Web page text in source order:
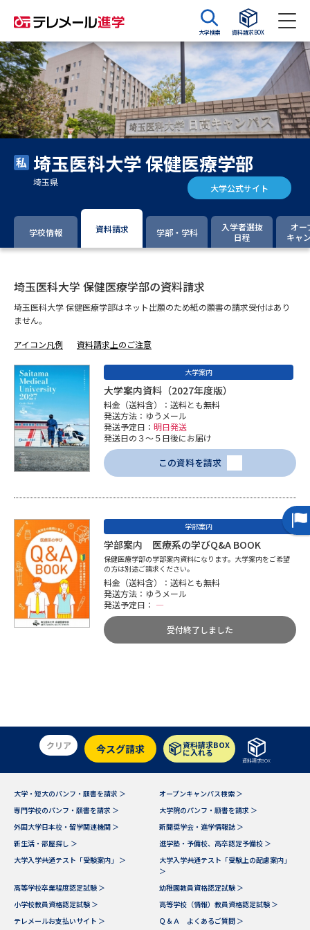
大学検索 資料請求BOX
資料請求 資料検索
大学・短大の資料種類から請求
大学パンフ 学部・学科パンフ
大学入学共通テスト利用選抜の
過去問題集
専門学校の資料請求 大学院の資料請求
留学・進学関連、塾・予備校
大学入学共通テスト「受験上の
配慮案内」の請求
高等学校卒業程度認定試験
幼稚園教員資格認定試験 小学校教員資格認定試験
高等学校（情報）教員資格認定
試験
大学研究 大学検索
大学で学べる内容や特徴を調べる
新増設大学・学部・学科特集
集
（高3生用）
（高2生用）
SELFBRAND特集ページ
オープンキャンパスなどを調べる
オープンキャンパス検索 実施プログラムから探す
夢ナビライブ
埼玉医科大学 保健医療学部
埼玉県 大学公式サイト
学校情報 資料請求 学部・学科
入学者選抜
日程
オー
キャ
埼玉医科大学 保健医療学部の資料請求
埼玉医科大学 保健医療学部はネット出願のため紙の願書の請求受付はあり
ません。
アイコン凡例 資料請求上のご注意
大学案内
大学案内資料（2027年度版）
料金（送料含）：送料とも無料
発送方法：ゆうメール
発送予定日： 明日発送
発送日の３～５日後にお届け
この資料を請求
学部案内
学部案内 医療系の学びQ&A BOOK
保健医療学部の学部案内資料になります。大学案内をご希望
の方は別途ご請求ください。
料金（送料含）：送料とも無料
発送方法：ゆうメール
発送予定日： ―
受付終了しました
クリア 今スグ請求 資料請求BOX
に入れる
資料請求BOX
大学・短大のパンフ・願書を請求 ＞
オープンキャンパス検索 ＞
専門学校のパンフ・願書を請求 ＞
大学院のパンフ・願書を請求 ＞
外国大学日本校・留学関連機関 ＞
新聞奨学会・進学情報誌 ＞
新生活・部屋探し ＞
進学塾・予備校、高卒認定予備校 ＞
大学入学共通テスト「受験案内」 ＞
大学入学共通テスト「受験上の配慮案内」
＞
高等学校卒業程度認定試験 ＞
幼稚園教員資格認定試験 ＞
小学校教員資格認定試験 ＞
高等学校（情報）教員資格認定試験 ＞
テレメールお支払いサイト ＞
Ｑ＆Ａ よくあるご質問 ＞